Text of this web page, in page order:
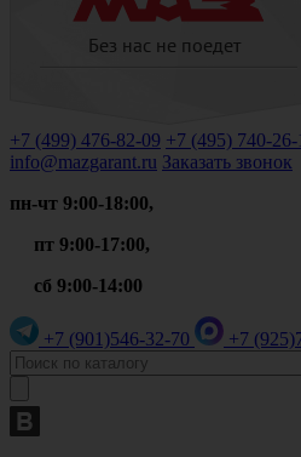
+7 (499) 476-82-09 +7 (495) 740-26-
info@mazgarant.ru Заказать звонок
пн-чт 9:00-18:00,
пт 9:00-17:00,
сб 9:00-14:00
+7 (901)546-32-70 +7 (925)